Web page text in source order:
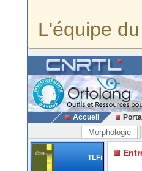
L'équipe
Accueil
Morphologie
TLFi